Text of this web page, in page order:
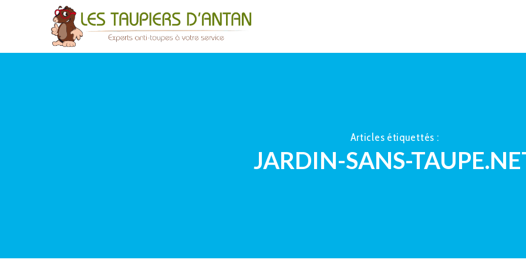
Articles étiquettés :
JARDIN-SANS-